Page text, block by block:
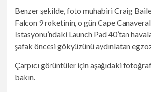
Benzer şekilde, foto muhabiri Craig
Falcon 9 roketinin, o gün Cape
İstasyonu’ndaki Launch Pad 40’tan
şafak öncesi gökyüzünü aydınlatan
Çarpıcı görüntüler için aşağıdaki
bakın.